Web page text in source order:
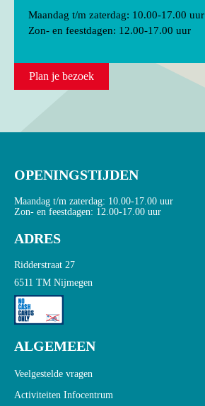
Maandag t/m zaterdag: 10.00-17.00 uur
Zon- en feestdagen: 12.00-17.00 uur
Plan je bezoek
OPENINGSTIJDEN
Maandag t/m zaterdag: 10.00-17.00 uur
Zon- en feestdagen: 12.00-17.00 uur
ADRES
Ridderstraat 27
6511 TM Nijmegen
ALGEMEEN
Veelgestelde vragen
Activiteiten Infocentrum